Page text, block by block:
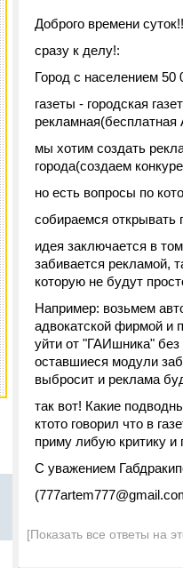
Доброго времени
сразу к делу!:
Город с населением 50
газеты - городская
рекламная(бесплатная
мы хотим создать
города(создаем
но есть вопросы по
собираемся открывать
идея заключается в
забивается рекламой,
которую не будут
Например: возьмем
адвокатской фирмой и
уйти от "ГАИшника"
оставшиеся модули
выбросит и реклама
так вот! Какие
ктото говорил что в
приму либую критику и
С уважением
[Показать все ответы на